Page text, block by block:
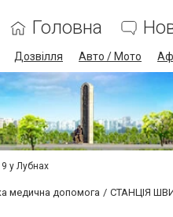
Головна
Дозвілля Авто / Мото
у Лубнах
медична допомога СТАНЦІЯ